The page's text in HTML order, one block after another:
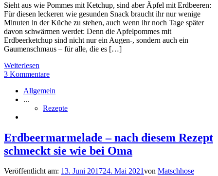
Sieht aus wie Pommes mit Ketchup, sind aber Äpfel mit Erdbeeren:
Für diesen leckeren wie gesunden Snack braucht ihr nur wenige
Minuten in der Küche zu stehen, auch wenn ihr noch Tage später
davon schwärmen werdet: Denn die Apfelpommes mit
Erdbeerketchup sind nicht nur ein Augen-, sondern auch ein
Gaumenschmaus – für alle, die es […]
Weiterlesen
3 Kommentare
Allgemein
...
Rezepte
Erdbeermarmelade – nach diesem Rezept
schmeckt sie wie bei Oma
Veröffentlicht am: 13. Juni 201724. Mai 2021von Matschhose